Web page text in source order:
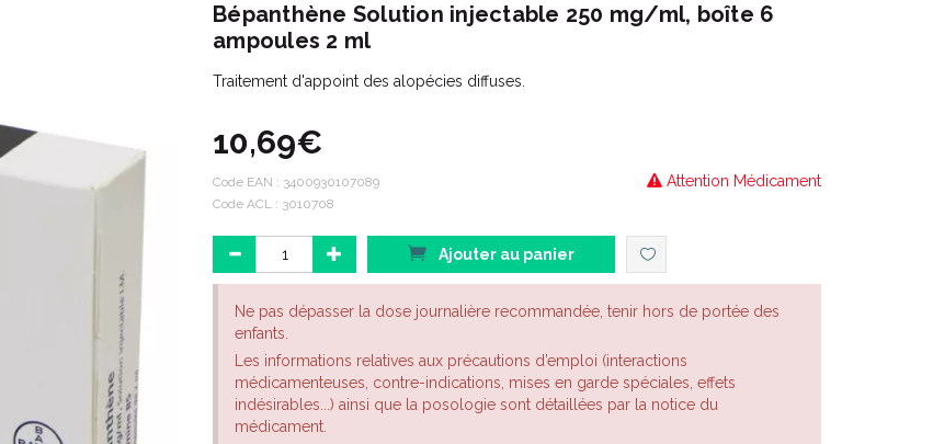
Bépanthène Solution injectable 250 mg/ml, boîte 6
ampoules 2 ml
Traitement d'appoint des alopécies diffuses.
10,69€
Attention Médicament
Code EAN : 3400930107089
Code ACL : 3010708
Ajouter au panier
Ne pas dépasser la dose journalière recommandée, tenir hors de portée des
enfants.
Les informations relatives aux précautions d’emploi (interactions
médicamenteuses, contre-indications, mises en garde spéciales, effets
indésirables...) ainsi que la posologie sont détaillées par la notice du
médicament.